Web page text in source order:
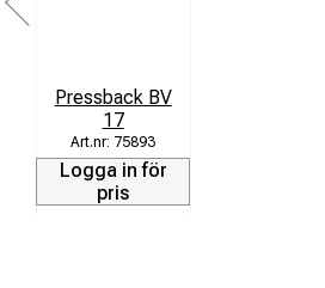
Pressback BV
17
75893
Logga in för
pris